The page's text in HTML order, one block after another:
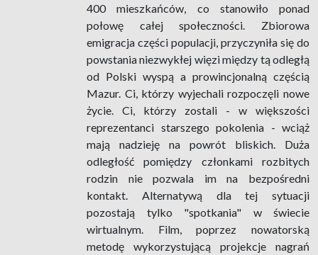
400 mieszkańców, co stanowiło ponad
połowę całej społeczności. Zbiorowa
emigracja części populacji, przyczyniła się do
powstania niezwykłej więzi między tą odległą
od Polski wyspą a prowincjonalną częścią
Mazur. Ci, którzy wyjechali rozpoczęli nowe
życie. Ci, którzy zostali - w większości
reprezentanci starszego pokolenia - wciąż
mają nadzieję na powrót bliskich. Duża
odległość pomiędzy członkami rozbitych
rodzin nie pozwala im na bezpośredni
kontakt. Alternatywą dla tej sytuacji
pozostają tylko "spotkania" w świecie
wirtualnym. Film, poprzez nowatorską
metodę wykorzystującą projekcje nagrań